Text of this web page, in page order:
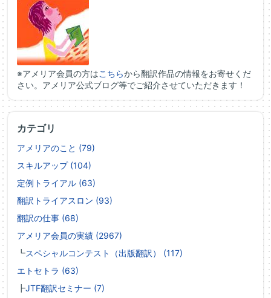
※アメリア会員の方はこちらから翻訳作品の情報をお寄せくだ
さい。アメリア公式ブログ等でご紹介させていただきます！
カテゴリ
アメリアのこと (79)
スキルアップ (104)
定例トライアル (63)
翻訳トライアスロン (93)
翻訳の仕事 (68)
アメリア会員の実績 (2967)
┗スペシャルコンテスト（出版翻訳） (117)
エトセトラ (63)
┣JTF翻訳セミナー (7)